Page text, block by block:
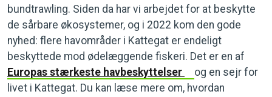
bundtrawling. Siden da har vi arbejdet for at beskytte
de sårbare økosystemer, og i 2022 kom den gode
nyhed: flere havområder i Kattegat er endeligt
beskyttede mod ødelæggende fiskeri. Det er en af
Europas stærkeste havbeskyttelser
og en sejr for
livet i Kattegat. Du kan læse mere om, hvordan